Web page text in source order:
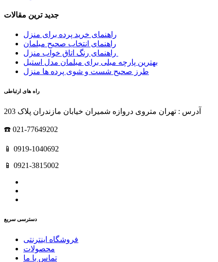
جدید ترین مقالات
راهنمای خرید پرده برای منزل
راهنمای انتخاب صحیح مبلمان
بهترین پارچه مبلی برای مبلمان مدل استیل
طرز صحیح شست و شوی پرده ها منزل
راه های ارتباطی
آدرس : تهران متروی دروازه شمیران خیابان مازندران پلاک 203
☎️ 021-77649202
📱 0919-1040692
📱 0921-3815002
دسترسی سریع
فروشگاه اینترنتی
محصولات
تماس با ما